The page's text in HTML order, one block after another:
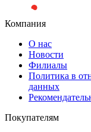
Компания
О нас
Новости
Филиалы
Политика в
данных
Покупателям